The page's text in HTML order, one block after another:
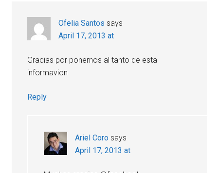
Ofelia Santos says
April 17, 2013 at
Gracias por ponernos al tanto de esta
informavion
Reply
Ariel Coro says
April 17, 2013 at